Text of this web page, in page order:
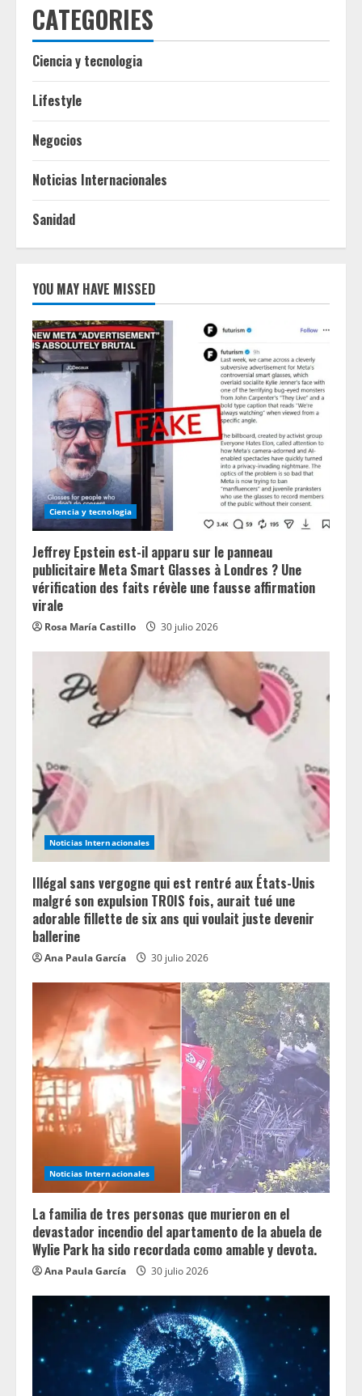
CATEGORIES
Ciencia y tecnologia
Lifestyle
Negocios
Noticias Internacionales
Sanidad
YOU MAY HAVE MISSED
Ciencia y tecnologia
Jeffrey Epstein est-il apparu sur le panneau
publicitaire Meta Smart Glasses à Londres ? Une
vérification des faits révèle une fausse affirmation
virale
Rosa María Castillo 30 julio 2026
Noticias Internacionales
Illégal sans vergogne qui est rentré aux États-Unis
malgré son expulsion TROIS fois, aurait tué une
adorable fillette de six ans qui voulait juste devenir
ballerine
Ana Paula García 30 julio 2026
Noticias Internacionales
La familia de tres personas que murieron en el
devastador incendio del apartamento de la abuela de
Wylie Park ha sido recordada como amable y devota.
Ana Paula García 30 julio 2026